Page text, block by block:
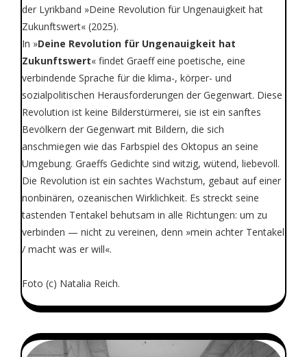
der Lyrikband »Deine Revolution für Ungenauigkeit hat
Zukunftswert« (2025).
In »Deine Revolution für Ungenauigkeit hat
Zukunftswert« findet Graeff eine poetische, eine
verbindende Sprache für die klima-, körper- und
sozialpolitischen Herausforderungen der Gegenwart. Diese
Revolution ist keine Bilderstürmerei, sie ist ein sanftes
Bevölkern der Gegenwart mit Bildern, die sich
anschmiegen wie das Farbspiel des Oktopus an seine
Umgebung. Graeffs Gedichte sind witzig, wütend, liebevoll.
Die Revolution ist ein sachtes Wachstum, gebaut auf einer
nonbinären, ozeanischen Wirklichkeit. Es streckt seine
tastenden Tentakel behutsam in alle Richtungen: um zu
verbinden — nicht zu vereinen, denn »mein achter Tentakel
/ macht was er will«.
Foto (c) Natalia Reich.